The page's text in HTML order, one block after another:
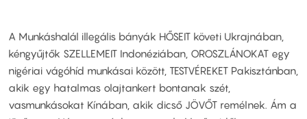
A Munkáshalál illegális bányák HŐSEIT követi Ukrajnában,
kéngyűjtők SZELLEMEIT Indonéziában, OROSZLÁNOKAT egy
nigériai vágóhíd munkásai között, TESTVÉREKET Pakisztánban,
akik egy hatalmas olajtankert bontanak szét,
vasmunkásokat Kínában, akik dicső JÖVŐT remélnek. Ám a